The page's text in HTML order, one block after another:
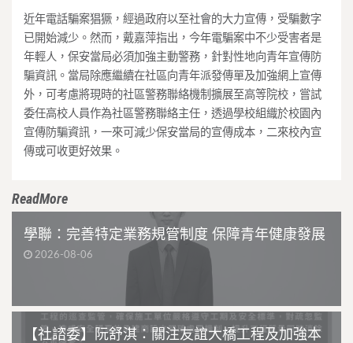
近年電話騙案猖獗，經過政府以至社會的大力宣傳，受騙數字
已開始減少。然而，戴嘉萍指出，今年電騙案中不少受害者是
年輕人，保安當局必須加強主動警務，針對性地向青年宣傳防
騙資訊。當局除應繼續在社區向青年派發傳單及加強網上宣傳
外，可考慮將現時的社區警務聯絡機制擴展至高等院校，嘗試
委任高校人員作為社區警務聯絡主任，透過學校組織於校園內
宣傳防騙資訊，一來可減少保安當局的宣傳成本，二來校內宣
傳或可收更好效果。
ReadMore
學聯：完善特定業務規管制度 保障青年健康發展
2026-08-06
【社諮委】阮舒淇：關注友誼大橋工程及加強本